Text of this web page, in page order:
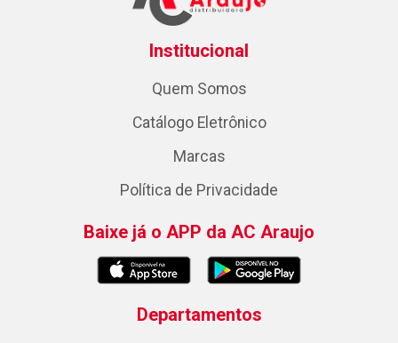
Institucional
Quem Somos
Catálogo Eletrônico
Marcas
Política de Privacidade
Baixe já o APP da AC Araujo
Departamentos